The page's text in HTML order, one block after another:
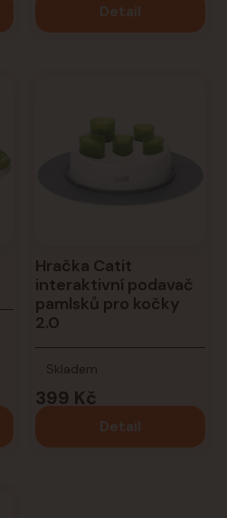
Detail
Hračka Catit
interaktivní podavač
pamlsků pro kočky
2.0
399 Kč
Skladem
Detail